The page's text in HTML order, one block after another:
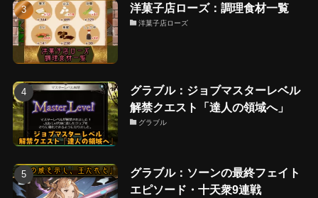
洋菓子店ローズ：調理食材一覧
洋菓子店ローズ
グラブル：ジョブマスターレベル
解禁クエスト「達人の領域へ」
グラブル
グラブル：ソーンの最終フェイト
エピソード・十天衆9連戦